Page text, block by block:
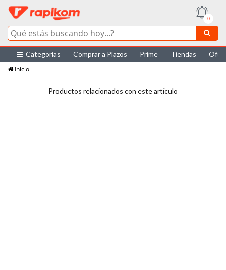
0
Categorías Comprar a Plazos Prime Tiendas
Inicio
Productos relacionados con este artículo